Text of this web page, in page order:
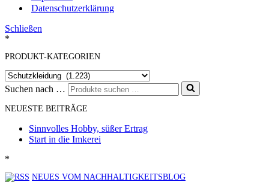
Datenschutzerklärung
Schließen
*
PRODUKT-KATEGORIEN
Suchen nach …
NEUESTE BEITRÄGE
Sinnvolles Hobby, süßer Ertrag
Start in die Imkerei
*
NEUES VOM NACHHALTIGKEITSBLOG